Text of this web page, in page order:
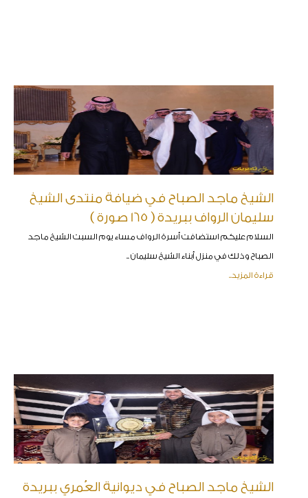
الشيخ ماجد الصباح في ضيافة منتدى الشيخ
سليمان الرواف ببريدة ( 165 صورة )
السلام عليكم استضافت أسرة الرواف مساء يوم السبت الشيخ ماجد
الصباح وذلك في منزل أبناء الشيخ سليمان ..
قراءة المزيد..
الشيخ ماجد الصباح في ديوانية العُمري ببريدة